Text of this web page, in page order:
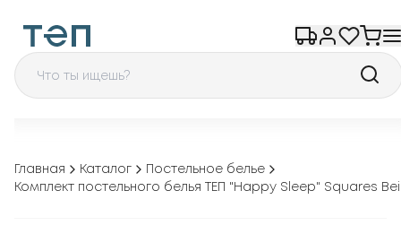
Главная Каталог
Постельное белье
Комплект постельного белья ТЕП "Happy Sleep" Squares